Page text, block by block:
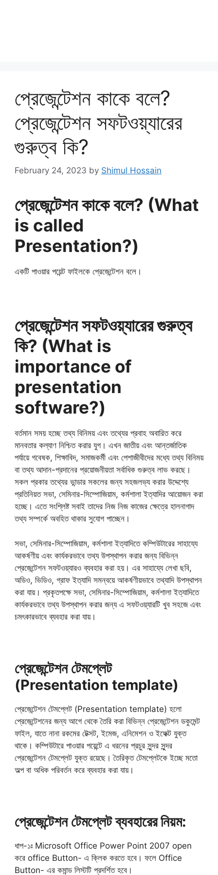
প্রেজেন্টেশন কাকে বলে?
প্রেজেন্টেশন সফটওয়্যারের
গুরুত্ব কি?
February 24, 2023 by Shimul Hossain
প্রেজেন্টেশন কাকে বলে? (What
is called
Presentation?)
একটি পাওয়ার পয়েন্ট ফাইলকে প্রেজেন্টেশন বলে।
প্রেজেন্টেশন সফটওয়্যারের গুরুত্ব
কি? (What is
importance of
presentation
software?)
বর্তমান সময় হচ্ছে তথ্য বিনিময় এবং তথ্যের প্রবাহ অবারিত করে
মানবতার কল্যাণ নিশ্চিত করার যুগ। এখন জাতীয় এবং আন্তর্জাতিক
পর্যায়ে গবেষক, শিক্ষাবিদ, সমাজকর্মী এবং পেশাজীবীদের মধ্যে তথ্য বিনিময়
বা তথ্য আদান-প্রদানের প্রয়োজনীয়তা সর্বাধিক গুরুত্ব লাভ করছে।
সকল প্রকার তথ্যের ভান্ডার সকলের জন্য সহজলভ্য করার উদ্দেশ্যে
প্রতিনিয়ত সভা, সেমিনার-সিম্পোজিয়াম, কর্মশালা ইত্যাদির আয়োজন করা
হচ্ছে। এতে সংশ্লিষ্ট সবাই তাদের নিজ নিজ কাজের ক্ষেত্রে হালনাগাদ
তথ্য সম্পর্কে অবহিত থাকার সুযোগ পাচ্ছেন।
সভা, সেমিনার-সিম্পোজিয়াম, কর্মশালা ইত্যাদিতে কম্পিউটারের সাহায্যে
আকর্ষণীয় এবং কার্যকরভাবে তথ্য উপস্থাপন করার জন্য বিভিন্ন
প্রেজেন্টেশন সফটওয়্যারও ব্যবহার করা হয়। এর সাহায্যে লেখা ছবি,
অডিও, ভিডিও, গ্রাফ ইত্যাদি সমন্বয়ে আকর্ষণীয়ভাবে তথ্যাদি উপস্থাপন
করা যায়। প্রকৃতপক্ষে সভা, সেমিনার-সিম্পোজিয়াম, কর্মশালা ইত্যাদিতে
কার্যকরভাবে তথ্য উপস্থাপন করার জন্য এ সফটওয়্যারটি খুব সহজে এবং
চমৎকারভাবে ব্যবহার করা যায়।
প্রেজেন্টেশন টেমপ্লেট
(Presentation template)
প্রেজেন্টেশন টেমপ্লেট (Presentation template) হলো
প্রেজেন্টেশনের জন্য আগে থেকে তৈরি করা বিভিন্ন প্রেজেন্টেশন ডকুমেন্ট
ফাইল, যাতে নানা রকমের টেক্সট, ইমেজ, এনিমেশন ও ইফেক্ট যুক্ত
থাকে। কম্পিউটারে পাওয়ার পয়েন্টে এ ধরনের প্রচুর সুন্দর সুন্দর
প্রেজেন্টেশন টেমপ্লেট যুক্ত রয়েছে। তৈরিকৃত টেমপ্লেটকে ইচ্ছে মতো
অল্প বা অধিক পরিবর্তন করে ব্যবহার করা যায়।
প্রেজেন্টেশন টেমপ্লেট ব্যবহারের নিয়ম:
ধাপ-১ঃ Microsoft Office Power Point 2007 open
করে office Button- এ ক্লিক করতে হবে। ফলে Office
Button- এর কমান্ড লিস্টটি প্রদর্শিত হবে।